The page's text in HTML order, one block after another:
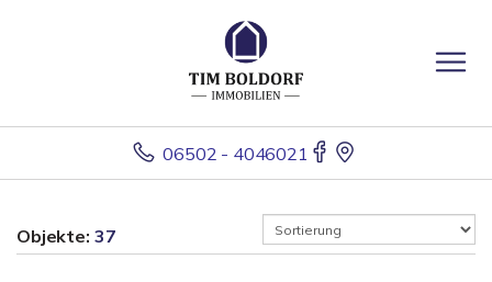
06502 - 4046021
Objekte: 37